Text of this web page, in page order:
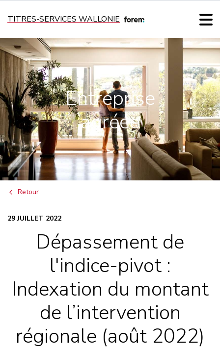
TITRES-SERVICES WALLONIE
Entreprise
agréée
Retour
29 JUILLET 2022
Dépassement de
l'indice-pivot :
Indexation du montant
de l’intervention
régionale (août 2022)